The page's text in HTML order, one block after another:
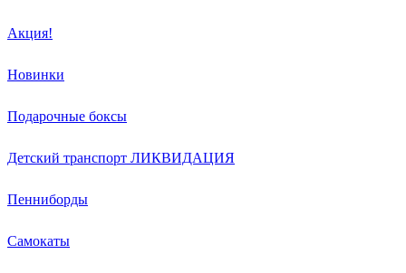
Акция!
Новинки
Подарочные боксы
Детский транспорт ЛИКВИДАЦИЯ
Пенниборды
Самокаты